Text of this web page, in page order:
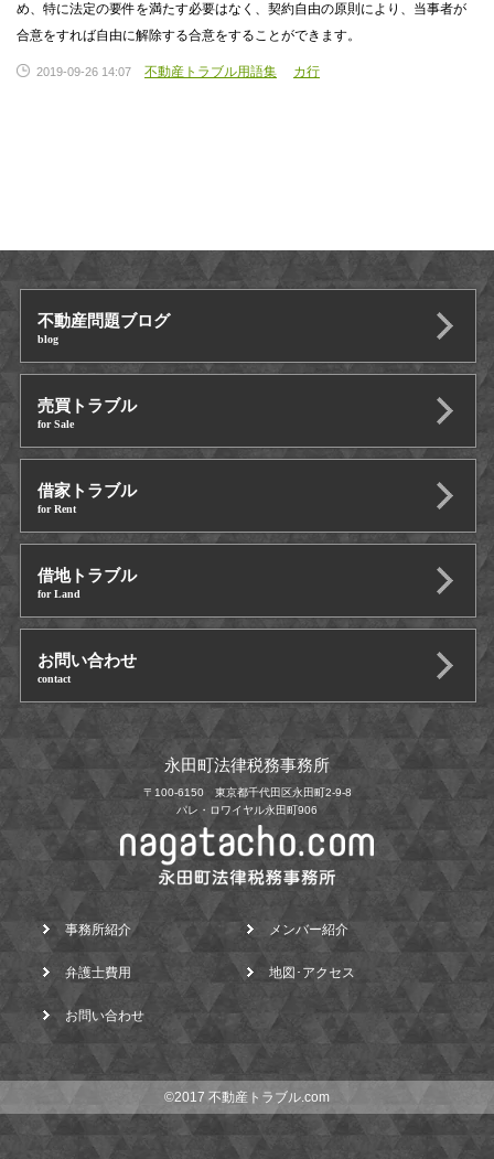
め、特に法定の要件を満たす必要はなく、契約自由の原則により、当事者が
合意をすれば自由に解除する合意をすることができます。
2019-09-26 14:07 不動産トラブル用語集 カ行
不動産問題ブログ
blog
売買トラブル
for Sale
借家トラブル
for Rent
借地トラブル
for Land
お問い合わせ
contact
永田町法律税務事務所
〒100-6150 東京都千代田区永田町2-9-8
パレ・ロワイヤル永田町906
事務所紹介 メンバー紹介
弁護士費用 地図･アクセス
お問い合わせ
©2017 不動産トラブル.com